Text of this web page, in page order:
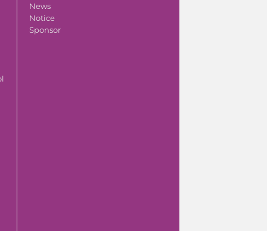
News
Notice
Sponsor